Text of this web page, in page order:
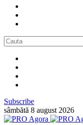
Subscribe
sâmbătă 8 august 2026